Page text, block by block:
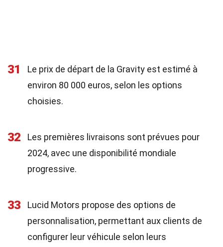
31
Le prix de départ de la Gravity est estimé à
environ 80 000 euros, selon les options
choisies.
32
Les premières livraisons sont prévues pour
2024, avec une disponibilité mondiale
progressive.
33
Lucid Motors propose des options de
personnalisation, permettant aux clients de
configurer leur véhicule selon leurs